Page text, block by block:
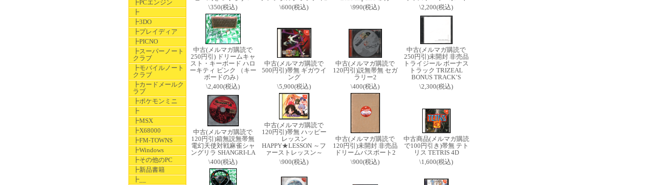
┣PCエンジン
┣
┣3DO
┣プレイディア
┣PICNO
┣スーパーノート
クラブ
┣モバイルノート
クラブ
┣カードメールク
ラブ
┣ポケモンミニ
┣
┣MSX
┣X68000
┣FM-TOWNS
┣Windows
┣その他のPC
┣新品書籍
┣__
\350(税込)
\600(税込)
\990(税込)
\2,200(税込)
中古(メルマガ購読で
250円引) ドリームキャ
スト・キーボード ハロ
ーキティ ピンク （キー
ボードのみ）
\2,400(税込)
中古(メルマガ購読で
500円引)帯無 ギガウイ
ング
\5,900(税込)
中古(メルマガ購読で
120円引)説無帯無 セガ
ラリー2
\400(税込)
中古(メルマガ購読で
250円引)未開封 非売品
トライジール ボーナス
トラック TRIZEAL
BONUS TRACK’S
\2,300(税込)
中古(メルマガ購読で
120円引)箱無説無帯無
電幻天使対戦麻雀シャ
ングリラ SHANGRI-LA
\400(税込)
中古(メルマガ購読で
120円引)帯無 ハッピー
レッスン
HAPPY★LESSON ～フ
ァーストレッスン～
\900(税込)
中古(メルマガ購読で
120円引)未開封 非売品
ドリームパスポート2
\900(税込)
中古商品(メルマガ購読
で100円引き)帯無 テト
リス TETRIS 4D
\1,600(税込)